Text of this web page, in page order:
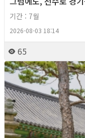
기간 : 7월
2026-08-03 18:14
65